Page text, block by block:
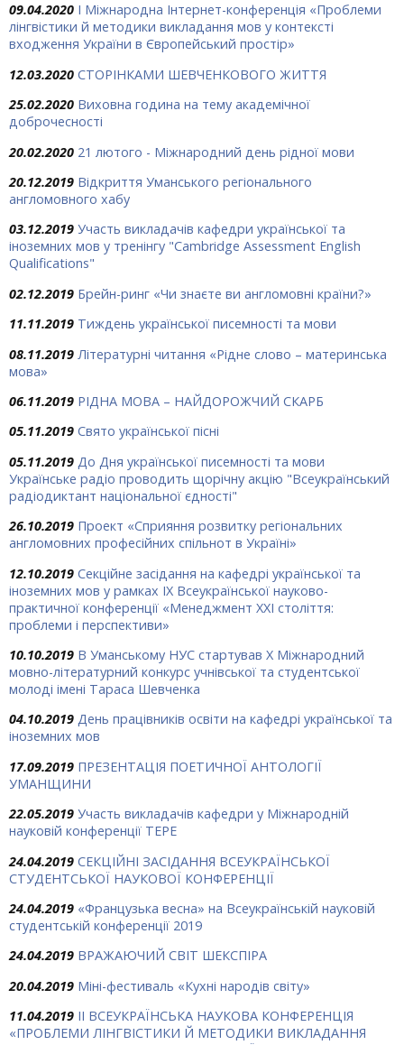
09.04.2020 I Міжнародна Інтернет-конференція «Проблеми
лінгвістики й методики викладання мов у контексті
входження України в Європейський простір»
12.03.2020 СТОРІНКАМИ ШЕВЧЕНКОВОГО ЖИТТЯ
25.02.2020 Виховна година на тему академічної
доброчесності
20.02.2020 21 лютого - Міжнародний день рідної мови
20.12.2019 Відкриття Уманського регіонального
англомовного хабу
03.12.2019 Участь викладачів кафедри української та
іноземних мов у тренінгу "Cambridge Assessment English
Qualifications"
02.12.2019 Брейн-ринг «Чи знаєте ви англомовні країни?»
11.11.2019 Тиждень української писемності та мови
08.11.2019 Літературні читання «Рідне слово – материнська
мова»
06.11.2019 РІДНА МОВА – НАЙДОРОЖЧИЙ СКАРБ
05.11.2019 Свято української пісні
05.11.2019 До Дня української писемності та мови
Українське радіо проводить щорічну акцію "Всеукраїнський
радіодиктант національної єдності"
26.10.2019 Проект «Сприяння розвитку регіональних
англомовних професійних спільнот в Україні»
12.10.2019 Секційне засідання на кафедрі української та
іноземних мов у рамках ІХ Всеукраїнської науково-
практичної конференції «Менеджмент ХХІ століття:
проблеми і перспективи»
10.10.2019 В Уманському НУС стартував Х Міжнародний
мовно-літературний конкурс учнівської та студентської
молоді імені Тараса Шевченка
04.10.2019 День працівників освіти на кафедрі української та
іноземних мов
17.09.2019 ПРЕЗЕНТАЦІЯ ПОЕТИЧНОЇ АНТОЛОГІЇ
УМАНЩИНИ
22.05.2019 Участь викладачів кафедри у Міжнародній
науковій конференції ТЕРЕ
24.04.2019 СЕКЦІЙНІ ЗАСІДАННЯ ВСЕУКРАЇНСЬКОЇ
СТУДЕНТСЬКОЇ НАУКОВОЇ КОНФЕРЕНЦІЇ
24.04.2019 «Французька весна» на Всеукраїнській науковій
студентській конференції 2019
24.04.2019 ВРАЖАЮЧИЙ СВІТ ШЕКСПІРА
20.04.2019 Міні-фестиваль «Кухні народів світу»
11.04.2019 ІІ ВСЕУКРАЇНСЬКА НАУКОВА КОНФЕРЕНЦІЯ
«ПРОБЛЕМИ ЛІНГВІСТИКИ Й МЕТОДИКИ ВИКЛАДАННЯ